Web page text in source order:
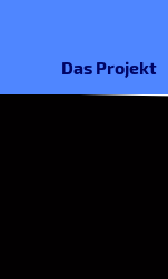
Das Projekt